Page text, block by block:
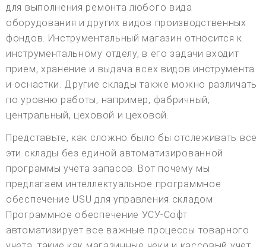
для выполнения ремонта любого вида
оборудования и других видов производственных
фондов. Инструментальный магазин относится к
инструментальному отделу, в его задачи входит
прием, хранение и выдача всех видов инструмента
и оснастки. Другие склады также можно различать
по уровню работы, например, фабричный,
центральный, цеховой и цеховой.
Представьте, как сложно было бы отслеживать все
эти склады без единой автоматизированной
программы учета запасов. Вот почему мы
предлагаем интеллектуальное программное
обеспечение USU для управления складом.
Программное обеспечение УСУ-Софт
автоматизирует все важные процессы товарного